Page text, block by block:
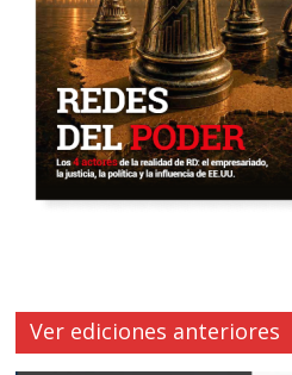
Ver ediciones anteriores